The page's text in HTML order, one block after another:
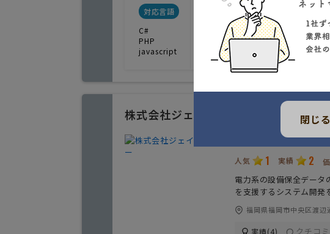
対応言語
C#
PHP
javascript
販売管理系
生産管理系
総合管理系
株式会社ジェイシーシー
業務システム開発
人気 1 実績 2
電力系の設備保全データ
を支援するシステム開発
福岡県福岡市中央区渡辺
実績(4) クチコミ
閉じる